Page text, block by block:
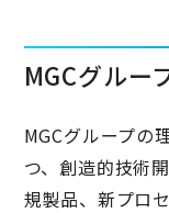
MGCグルー
MGCグループの
つ、創造的技術
規製品、新プロ